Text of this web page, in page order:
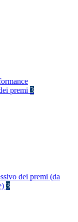
premi 3
dei premi (da
3